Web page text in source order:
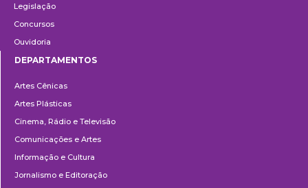
Legislação
Concursos
Ouvidoria
DEPARTAMENTOS
Artes Cênicas
Artes Plásticas
Cinema, Rádio e Televisão
Comunicações e Artes
Informação e Cultura
Jornalismo e Editoração